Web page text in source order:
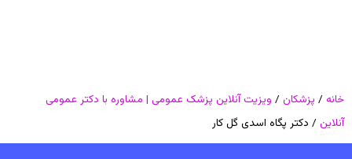
خانه / پزشکان / ویزیت آنلاین پزشک عمومی | مشاوره با دکتر عمومی
آنلاین / دکتر پگاه اسدی گل کار